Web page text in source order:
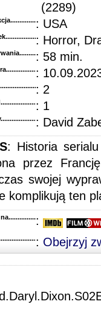
(2289)
: USA
: Horror,
: 58 min.
:
: 2
: 1
: David
: Historia
przez
swojej
komplikują ten
:
: Obejrzyj